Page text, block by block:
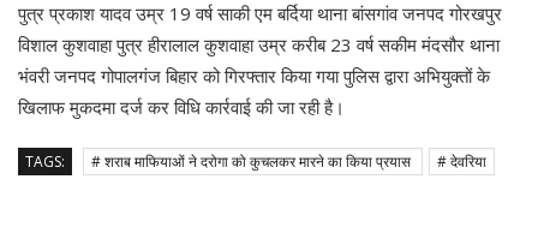
पुत्र प्रकाश यादव उम्र 19 वर्ष साकी एम बर्दिया थाना बांसगांव जनपद गोरखपुर
विशाल कुशवाहा पुत्र हीरालाल कुशवाहा उम्र करीब 23 वर्ष सकीम मंदसौर थाना
भंवरी जनपद गोपालगंज बिहार को गिरफ्तार किया गया पुलिस द्वारा अभियुक्तों के
खिलाफ मुकदमा दर्ज कर विधि कार्रवाई की जा रही है।
TAGS: # शराब माफियाओं ने दरोगा को कुचलकर मारने का किया प्रयास # देवरिया